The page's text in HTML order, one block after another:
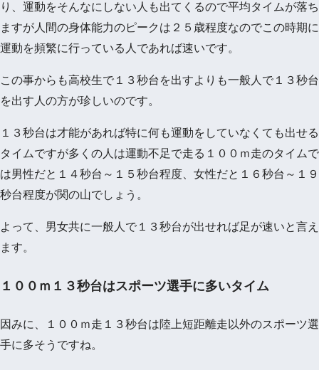
り、運動をそんなにしない人も出てくるので平均タイムが落ち
ますが人間の身体能力のピークは２５歳程度なのでこの時期に
運動を頻繁に行っている人であれば速いです。
この事からも高校生で１３秒台を出すよりも一般人で１３秒台
を出す人の方が珍しいのです。
１３秒台は才能があれば特に何も運動をしていなくても出せる
タイムですが多くの人は運動不足で走る１００ｍ走のタイムで
は男性だと１４秒台～１５秒台程度、女性だと１６秒台～１９
秒台程度が関の山でしょう。
よって、男女共に一般人で１３秒台が出せれば足が速いと言え
ます。
１００ｍ１３秒台はスポーツ選手に多いタイム
因みに、１００ｍ走１３秒台は陸上短距離走以外のスポーツ選
手に多そうですね。